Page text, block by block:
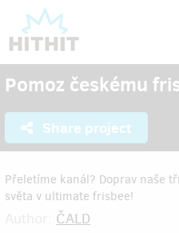
Pomoz českému
Share project
Přeletíme kanál? Doprav naše
světa v ultimate frisbee!
ČALD